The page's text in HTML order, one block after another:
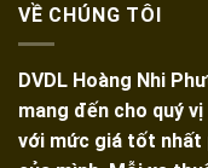
VỀ CHÚNG TÔI
DVDL Hoàng Nhi
mang đến cho quý
với mức giá tốt nhất